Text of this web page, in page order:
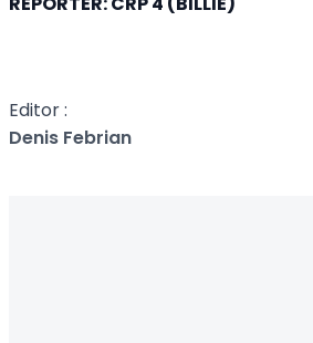
Editor :
Denis Febrian